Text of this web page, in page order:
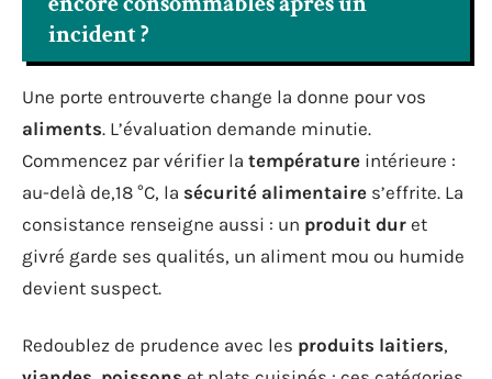
incident ?
Une porte entrouverte change la donne pour vos
aliments. L’évaluation demande minutie.
Commencez par vérifier la température intérieure :
au-delà de,18 °C, la sécurité alimentaire s’effrite. La
consistance renseigne aussi : un produit dur et
givré garde ses qualités, un aliment mou ou humide
devient suspect.
Redoublez de prudence avec les produits laitiers,